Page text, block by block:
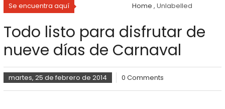
Se encuentra aquí Home , Unlabelled
Todo listo para disfrutar de
nueve días de Carnaval
martes, 25 de febrero de 2014 0 Comments